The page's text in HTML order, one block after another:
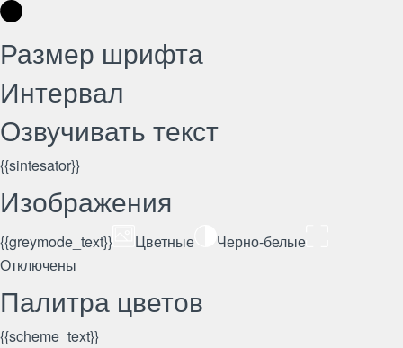
Размер шрифта
Интервал
Озвучивать текст
{{sintesator}}
Изображения
{{greymode_text}} Цветные
Черно-белые
Отключены
Палитра цветов
{{scheme_text}}